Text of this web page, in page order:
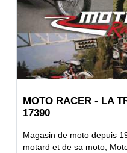
MOTO RACER - LA
17390
Magasin de moto depuis
motard et de sa moto,